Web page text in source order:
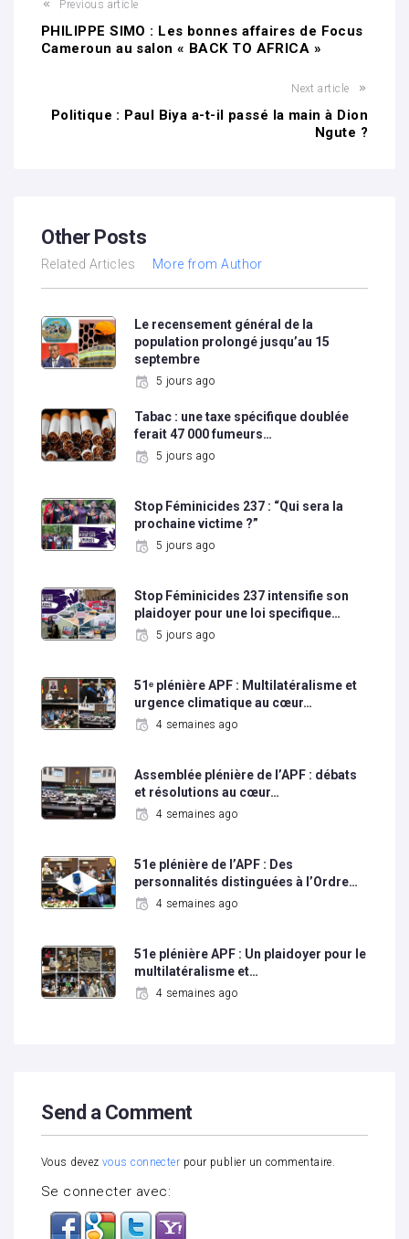
Previous article
PHILIPPE SIMO : Les bonnes affaires de Focus
Cameroun au salon « BACK TO AFRICA »
Next article
Politique : Paul Biya a-t-il passé la main à Dion
Ngute ?
Other Posts
Related Articles More from Author
Le recensement général de la
population prolongé jusqu’au 15
septembre
5 jours ago
Tabac : une taxe spécifique doublée
ferait 47 000 fumeurs…
5 jours ago
Stop Féminicides 237 : “Qui sera la
prochaine victime ?”
5 jours ago
Stop Féminicides 237 intensifie son
plaidoyer pour une loi specifique…
5 jours ago
51ᵉ plénière APF : Multilatéralisme et
urgence climatique au cœur…
4 semaines ago
Assemblée plénière de l’APF : débats
et résolutions au cœur…
4 semaines ago
51e plénière de l’APF : Des
personnalités distinguées à l’Ordre…
4 semaines ago
51e plénière APF : Un plaidoyer pour le
multilatéralisme et…
4 semaines ago
Send a Comment
Vous devez vous connecter pour publier un commentaire.
Se connecter avec: